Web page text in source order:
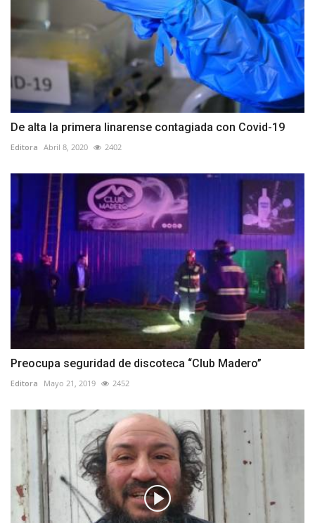
De alta la primera linarense contagiada con Covid-19
Editora Abril 8, 2020 2402
Preocupa seguridad de discoteca “Club Madero”
Editora Mayo 21, 2019 2452